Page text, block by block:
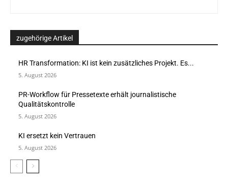
zugehörige Artikel
HR Transformation: KI ist kein zusätzliches Projekt. Es...
5. August 2026
PR-Workflow für Pressetexte erhält journalistische
Qualitätskontrolle
5. August 2026
KI ersetzt kein Vertrauen
5. August 2026